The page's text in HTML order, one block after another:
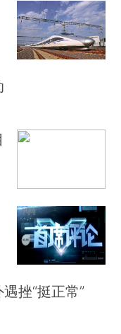
挫“挺正常”